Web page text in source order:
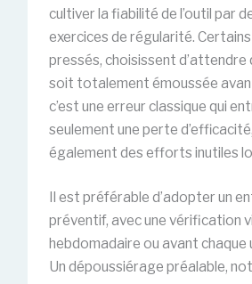
cultiver la fiabilité de l’outil par
exercices de régularité.
pressés, choisissent d’attendre
soit totalement émoussée
c’est une erreur classique qui
seulement une perte
également des efforts inutiles
Il est préférable d’adopter un
préventif, avec une vérification
hebdomadaire ou avant chaque
Un dépoussiérage préalable,